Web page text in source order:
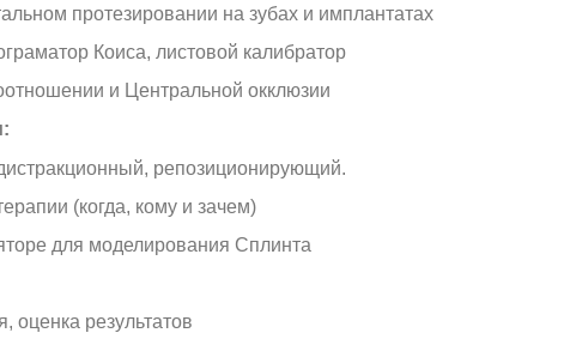
протезировании на зубах и имплантатах
Коиса, листовой калибратор
и Центральной окклюзии
репозиционирующий.
(когда, кому и зачем)
для моделирования Сплинта
результатов